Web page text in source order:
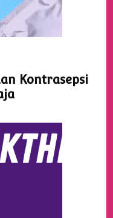
Kontrasepsi